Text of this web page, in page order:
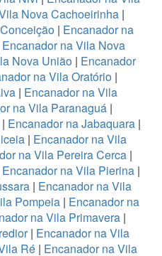
Nova Cachoeirinha |
| Encanador na
Encanador na Vila Nova
Nova União | Encanador
na Vila Oratório |
| Encanador na Vila
na Vila Paranaguá|
| Encanador na Jabaquara |
| Encanador na Vila
na Vila Pereira Cerca|
Encanador na Vila Pierina|
| Encanador na Vila
Pompeia| Encanador na
na Vila Primavera|
| Encanador na Vila
Ré | Encanador na Vila